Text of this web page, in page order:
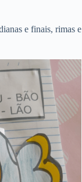
e finais, rimas e